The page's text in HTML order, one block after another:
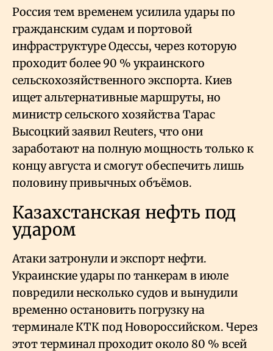
Россия тем временем усилила удары по
гражданским судам и портовой
инфраструктуре Одессы, через которую
проходит более 90 % украинского
сельскохозяйственного экспорта. Киев
ищет альтернативные маршруты, но
министр сельского хозяйства Тарас
Высоцкий заявил Reuters, что они
заработают на полную мощность только к
концу августа и смогут обеспечить лишь
половину привычных объёмов.
Казахстанская нефть под
ударом
Атаки затронули и экспорт нефти.
Украинские удары по танкерам в июле
повредили несколько судов и вынудили
временно остановить погрузку на
терминале КТК под Новороссийском. Через
этот терминал проходит около 80 % всей